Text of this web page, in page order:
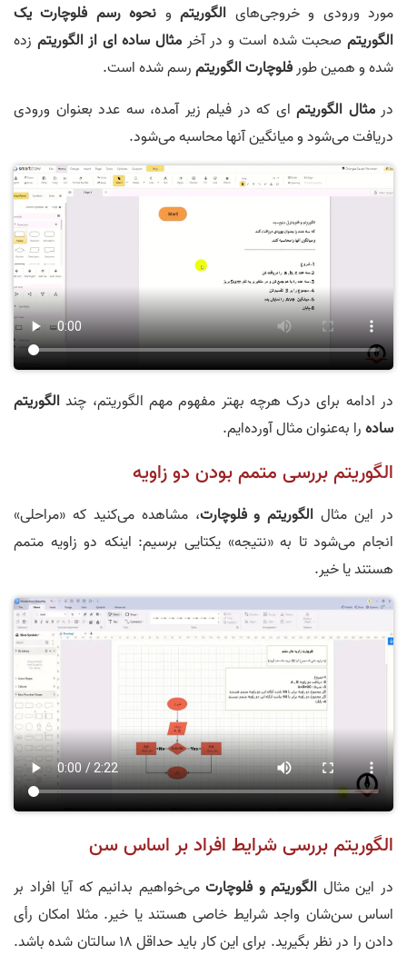
مورد ورودی و خروجی‌های الگوریتمو نحوه رسم فلوچارت یک
الگوریتمصحبت شده است و در آخرمثال ساده ای از الگوریتم زده
شده و همین طورفلوچارت الگوریتمرسم شده است.
درمثال الگوریتم ای که در فیلم زیر آمده، سه عدد بعنوان ورودی
دریافت می‌شود و میانگین آنها محاسبه می‌شود.
در ادامه برای درک هرچه بهتر مفهوم مهم الگوریتم، چند الگوریتم
سادهرا به‌عنوان مثال آورده‌ایم.
الگوریتم بررسی متمم بودن دو زاویه
در این مثال الگوریتم و فلوچارت، مشاهده می‌کنید که «مراحلی»
انجام می‌شود تا به «نتیجه» یکتایی برسیم: اینکه دو زاویه متمم
هستند یا خیر.
الگوریتم بررسی شرایط افراد بر اساس سن
در این مثال الگوریتم و فلوچارتمی‌خواهیم بدانیم که آیا افراد بر
اساس سن‌شان واجد شرایط خاصی هستند یا خیر. مثلا امکان رأی
دادن را در نظر بگیرید. برای این کار باید حداقل 18 سالتان شده باشد.